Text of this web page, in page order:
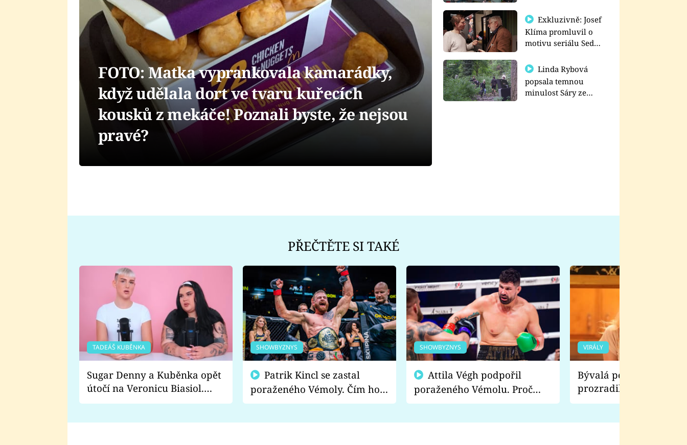
prima+
Exkluzivně: Josef
Klíma promluvil o
motivu seriálu Sedm
Linda Rybová
popsala temnou
minulost Sáry ze
FOTO: Matka vyprankovala kamarádky,
když udělala dort ve tvaru kuřecích
kousků z mekáče! Poznali byste, že nejsou
pravé?
PŘEČTĚTE SI TAKÉ
TADEÁŠ KUBĚNKA
Sugar Denny a Kuběnka opět
útočí na Veronicu Biasiol.
Proč je podle nich falešná a
SHOWBYZNYS
poraženého Vémoly. Čím ho
fanoušci naštvali?
SHOWBYZNYS
poraženého Vémolu. Proč
chce raději zápasit s ním než
VIRÁLY
Bývalá pornoherečka
prozradila, co ji
natáčení Euforie.